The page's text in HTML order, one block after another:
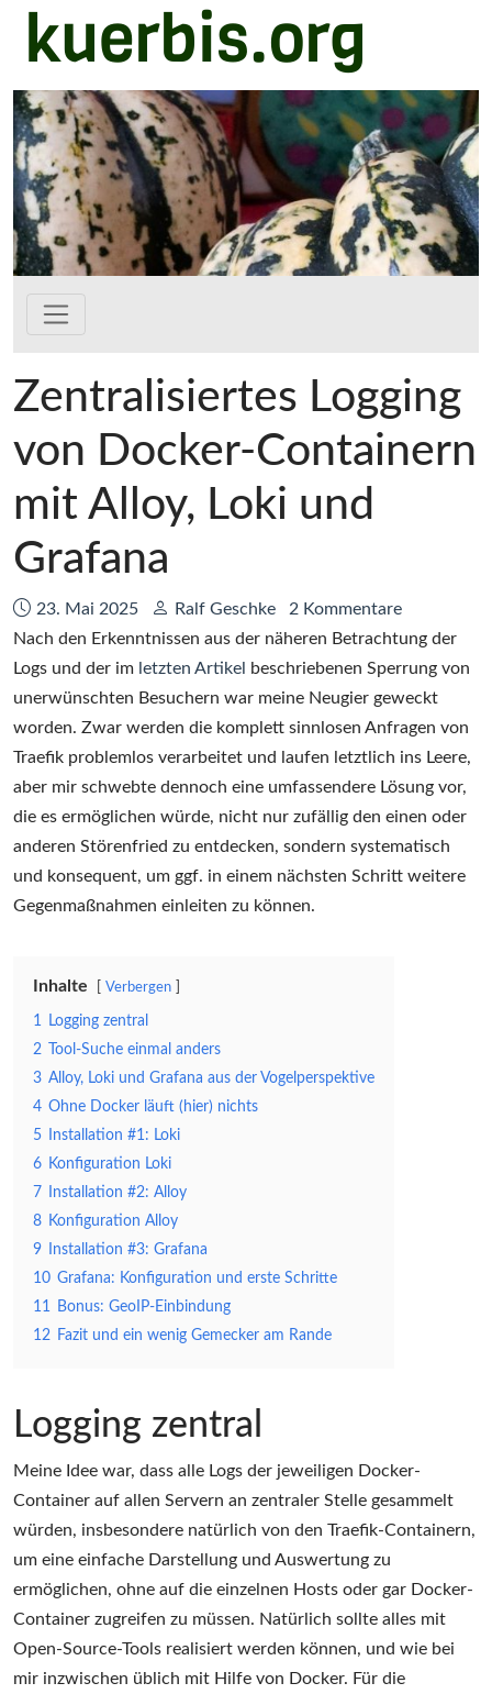
Zum Hauptinhalt springen
kuerbis.org
Zentralisiertes Logging
von Docker-Containern
mit Alloy, Loki und
Grafana
Datum:
23. Mai 2025 Autor:
Ralf Geschke
2 Kommentare
Nach den Erkenntnissen aus der näheren Betrachtung der
Logs und der im letzten Artikel
beschriebenen Sperrung von
unerwünschten Besuchern war meine Neugier geweckt
worden. Zwar werden die komplett sinnlosen Anfragen von
Traefik problemlos verarbeitet und laufen letztlich ins Leere,
aber mir schwebte dennoch eine umfassendere Lösung vor,
die es ermöglichen würde, nicht nur zufällig den einen oder
anderen Störenfried zu entdecken, sondern systematisch
und konsequent, um ggf. in einem nächsten Schritt weitere
Gegenmaßnahmen einleiten zu können.
Inhalte Verbergen
1 Logging zentral
2
Tool-Suche einmal anders
3 Alloy, Loki und Grafana aus der Vogelperspektive
4 Ohne Docker läuft (hier) nichts
5
Installation #1: Loki
6 Konfiguration Loki
7
Installation #2: Alloy
8 Konfiguration Alloy
9
Installation #3: Grafana
10 Grafana: Konfiguration und erste Schritte
11 Bonus: GeoIP-Einbindung
12 Fazit und ein wenig Gemecker am Rande
Logging zentral
Meine Idee war, dass alle Logs der jeweiligen Docker-
Container auf allen Servern an zentraler Stelle gesammelt
würden, insbesondere natürlich von den Traefik-Containern,
um eine einfache Darstellung und Auswertung zu
ermöglichen, ohne auf die einzelnen Hosts oder gar Docker-
Container zugreifen zu müssen. Natürlich sollte alles mit
Open-Source-Tools realisiert werden können, und wie bei
mir inzwischen üblich mit Hilfe von Docker. Für die